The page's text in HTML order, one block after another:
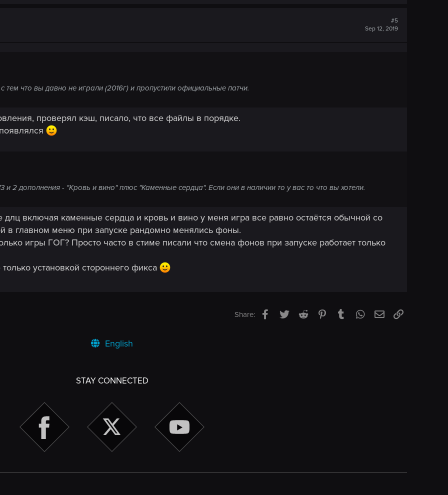
#5
Sep 12, 2019
что вы давно не играли (2016г) и пропустили официальные патчи.
проверял кэш, писало, что все файлы в порядке.
и 2 дополнения - "Кровь и вино" плюс "Каменные сердца". Если они в наличии то у вас то что вы хотели.
длц включая каменные сердца и кровь и вино у меня игра все равно остаётся обычной со
в главном меню при запуске рандомно менялись фоны.
игры ГОГ? Просто часто в стиме писали что смена фонов при запуске работает только
установкой стороннего фикса
Share: Facebook
TwitterReddit PinterestTumblrWhatsApp
EmailLink
English
STAY CONNECTED